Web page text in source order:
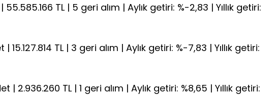
55.585.166 TL | 5 geri alım | Aylık getiri: %-2,83 | Yıllık getiri:
15.127.814 TL | 3 geri alım | Aylık getiri: %-7,83 | Yıllık getiri:
| 2.936.260 TL | 1 geri alım | Aylık getiri: %8,65 | Yıllık getiri: